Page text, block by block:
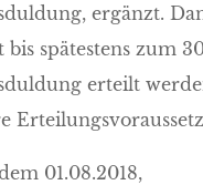
ergänzt.
spätestens zum
erteilt
01.08.2018,